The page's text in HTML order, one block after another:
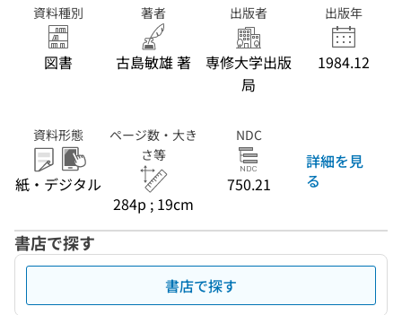
資料種別
図書
著者
古島敏雄 著
出版者
専修大学出版
局
出版年
1984.12
資料形態
紙・デジタル
ページ数・大き
さ等
284p ; 19cm
NDC
750.21
詳細を見
る
書店で探す
書店で探す